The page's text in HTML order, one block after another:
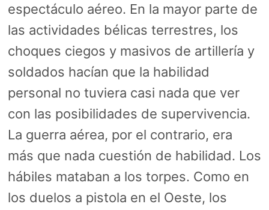
espectáculo aéreo. En la mayor parte de
las actividades bélicas terrestres, los
choques ciegos y masivos de artillería y
soldados hacían que la habilidad
personal no tuviera casi nada que ver
con las posibilidades de supervivencia.
La guerra aérea, por el contrario, era
más que nada cuestión de habilidad. Los
hábiles mataban a los torpes. Como en
los duelos a pistola en el Oeste, los